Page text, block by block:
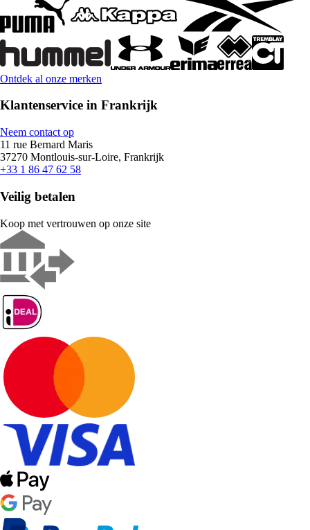
Ontdek al onze merken
Klantenservice in Frankrijk
Neem contact op
11 rue Bernard Maris
37270 Montlouis-sur-Loire, Frankrijk
+33 1 86 47 62 58
Veilig betalen
Koop met vertrouwen op onze site